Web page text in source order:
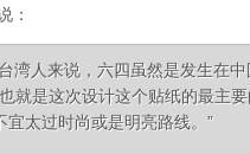
：
湾人来说，六四虽然是发生在
也就是这次设计这个贴纸的最主
宜太过时尚或是明亮路线。”